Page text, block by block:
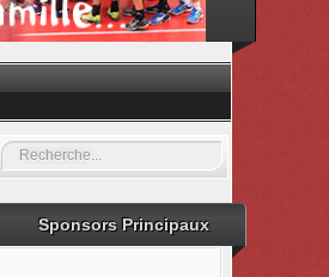
Rechercher
Sponsors Principaux